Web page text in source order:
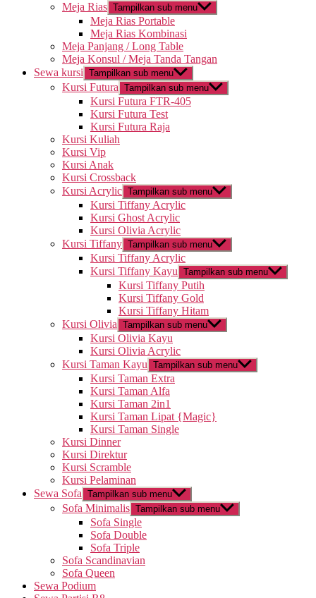
Meja Rias Tampilkan sub menu
Meja Rias Portable
Meja Rias Kombinasi
Meja Panjang / Long Table
Meja Konsul / Meja Tanda Tangan
Sewa kursi Tampilkan sub menu
Kursi Futura Tampilkan sub menu
Kursi Futura FTR-405
Kursi Futura Test
Kursi Futura Raja
Kursi Kuliah
Kursi Vip
Kursi Anak
Kursi Crossback
Kursi Acrylic Tampilkan sub menu
Kursi Tiffany Acrylic
Kursi Ghost Acrylic
Kursi Olivia Acrylic
Kursi Tiffany Tampilkan sub menu
Kursi Tiffany Acrylic
Kursi Tiffany Kayu Tampilkan sub menu
Kursi Tiffany Putih
Kursi Tiffany Gold
Kursi Tiffany Hitam
Kursi Olivia Tampilkan sub menu
Kursi Olivia Kayu
Kursi Olivia Acrylic
Kursi Taman Kayu Tampilkan sub menu
Kursi Taman Extra
Kursi Taman Alfa
Kursi Taman 2in1
Kursi Taman Lipat {Magic}
Kursi Taman Single
Kursi Dinner
Kursi Direktur
Kursi Scramble
Kursi Pelaminan
Sewa Sofa Tampilkan sub menu
Sofa Minimalis Tampilkan sub menu
Sofa Single
Sofa Double
Sofa Triple
Sofa Scandinavian
Sofa Queen
Sewa Podium